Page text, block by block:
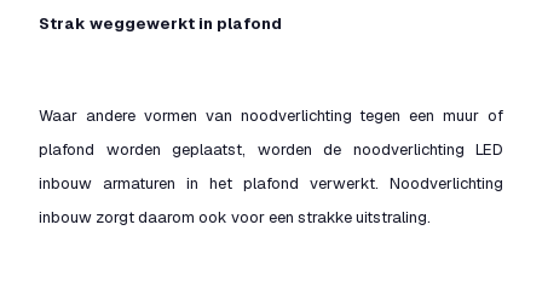
Strak weggewerkt in plafond
Waar andere vormen van noodverlichting tegen een muur of
plafond worden geplaatst, worden de noodverlichting LED
inbouw armaturen in het plafond verwerkt. Noodverlichting
inbouw zorgt daarom ook voor een strakke uitstraling.